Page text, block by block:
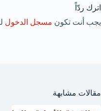
اترك ردّاً
يجب أنت تكون مسجل الدخول
مقالات مشابهة